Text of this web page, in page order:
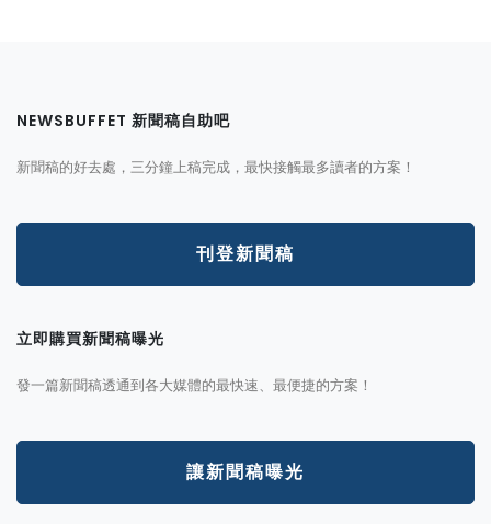
NEWSBUFFET 新聞稿自助吧
新聞稿的好去處，三分鐘上稿完成，最快接觸最多讀者的方案！
刊登新聞稿
立即購買新聞稿曝光
發一篇新聞稿透通到各大媒體的最快速、最便捷的方案！
讓新聞稿曝光